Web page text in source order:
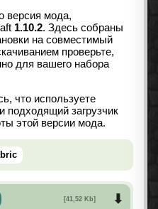
версия мода,
1.10.2. Здесь собраны
на совместимый
проверьте,
для вашего набора
что используете
подходящий загрузчик
этой версии мода.
[41,52 Kb]